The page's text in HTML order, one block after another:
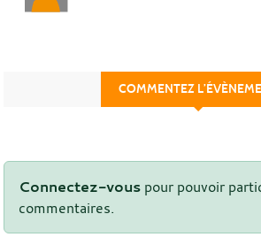
COMMENTEZ
Connectez-vous pour pouvoir
commentaires.